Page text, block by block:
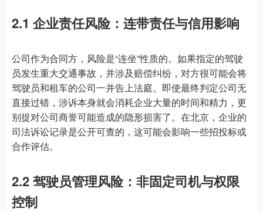
2.1 企业责任风险：连带责任与信用影响
公司作为合同方，风险是“连坐”性质的。如果指定的驾驶
员发生重大交通事故，并涉及赔偿纠纷，对方很可能会将
驾驶员和租车的公司一并告上法庭。即使最终判定公司无
直接过错，涉诉本身就会消耗企业大量的时间和精力，更
别提对公司商誉可能造成的隐形损害了。在北京，企业的
司法诉讼记录是公开可查的，这可能会影响一些招投标或
合作评估。
2.2 驾驶员管理风险：非固定司机与权限
控制